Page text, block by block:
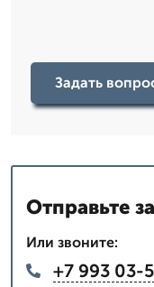
Задать
Отправьте
Или звоните:
+7 993 03-